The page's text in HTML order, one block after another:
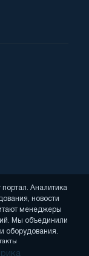
Аналитика
новости
менеджеры
Мы объединили
оборудования.